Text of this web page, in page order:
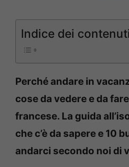
Indice dei contenuti
Perché andare in
cose da vedere e da
francese. La guida
che c’è da sapere e 10
andarci secondo noi di